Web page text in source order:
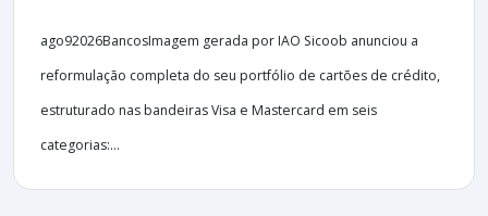
ago92026BancosImagem gerada por IAO Sicoob anunciou a
reformulação completa do seu portfólio de cartões de crédito,
estruturado nas bandeiras Visa e Mastercard em seis
categorias:...